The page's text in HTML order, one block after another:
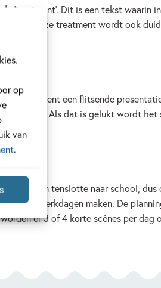
op
van
.
‘treatment’. Dit is een tekst waarin
In deze treatment wordt ook
treatment een flitsende
te maken. Als dat is gelukt wordt het
moeten tenslotte naar school, dus
lange werkdagen maken. De
er 3 of 4 korte scènes per dag